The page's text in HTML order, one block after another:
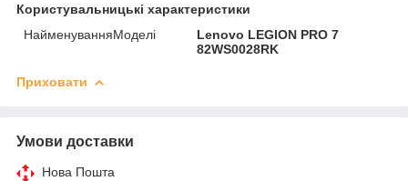
Користувальницькі характеристики
НайменуванняМоделі
Lenovo LEGION PRO 7
82WS0028RK
Приховати
Умови доставки
Нова Пошта